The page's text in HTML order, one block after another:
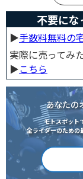
不要にな
▶︎手数料無料の
実際に売ってみ
▶︎こちら
あなたの
モトスポット
全ライダーのための